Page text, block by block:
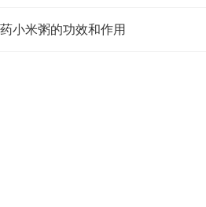
小米粥的功效和作用